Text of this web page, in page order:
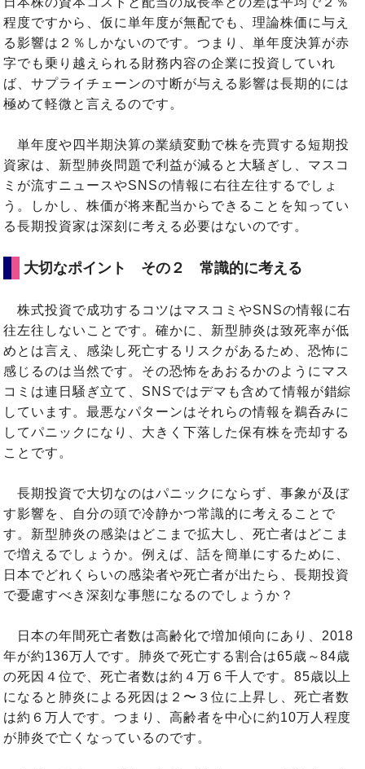
程度ですから、仮に単年度が無配でも、理論株価に与え
る影響は２％しかないのです。つまり、単年度決算が赤
字でも乗り越えられる財務内容の企業に投資していれ
ば、サプライチェーンの寸断が与える影響は長期的には
極めて軽微と言えるのです。
単年度や四半期決算の業績変動で株を売買する短期投
資家は、新型肺炎問題で利益が減ると大騒ぎし、マスコ
ミが流すニュースやSNSの情報に右往左往するでしょ
う。しかし、株価が将来配当からできることを知ってい
る長期投資家は深刻に考える必要はないのです。
大切なポイント その２ 常識的に考える
株式投資で成功するコツはマスコミやSNSの情報に右
往左往しないことです。確かに、新型肺炎は致死率が低
めとは言え、感染し死亡するリスクがあるため、恐怖に
感じるのは当然です。その恐怖をあおるかのようにマス
コミは連日騒ぎ立て、SNSではデマも含めて情報が錯綜
しています。最悪なパターンはそれらの情報を鵜呑みに
してパニックになり、大きく下落した保有株を売却する
ことです。
長期投資で大切なのはパニックにならず、事象が及ぼ
す影響を、自分の頭で冷静かつ常識的に考えることで
す。新型肺炎の感染はどこまで拡大し、死亡者はどこま
で増えるでしょうか。例えば、話を簡単にするために、
日本でどれくらいの感染者や死亡者が出たら、長期投資
で憂慮すべき深刻な事態になるのでしょうか？
日本の年間死亡者数は高齢化で増加傾向にあり、2018
年が約136万人です。肺炎で死亡する割合は65歳～84歳
の死因４位で、死亡者数は約４万６千人です。85歳以上
になると肺炎による死因は２〜３位に上昇し、死亡者数
は約６万人です。つまり、高齢者を中心に約10万人程度
が肺炎で亡くなっているのです。